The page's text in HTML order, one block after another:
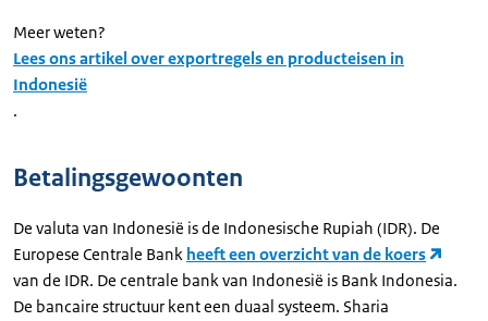
Meer weten?
Lees ons artikel over exportregels en producteisen in
Indonesië
.
Betalingsgewoonten
De valuta van Indonesië is de Indonesische Rupiah (IDR). De
Europese Centrale Bank heeft een overzicht van de koers
van de IDR. De centrale bank van Indonesië is Bank Indonesia.
De bancaire structuur kent een duaal systeem. Sharia